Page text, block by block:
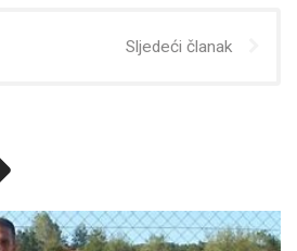
Sljedeći članak